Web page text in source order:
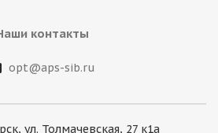
контакты
opt@aps-sib.ru
ул. Толмачевская, 27 к1а